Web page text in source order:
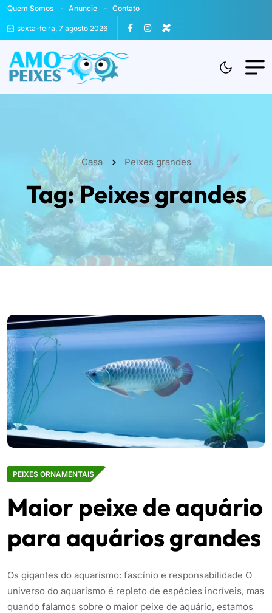
Quem Somos Anuncie Contato
sexta-feira, 7 agosto 2026
Casa Peixes grandes
Tag:Peixes grandes
PEIXES ORNAMENTAIS
Maior peixe de aquário
para aquários grandes
Os gigantes do aquarismo: fascínio e responsabilidade O
universo do aquarismo é repleto de espécies incríveis, mas
quando falamos sobre o maior peixe de aquário, estamos